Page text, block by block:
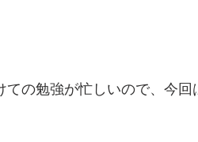
の勉強が忙しいので、今